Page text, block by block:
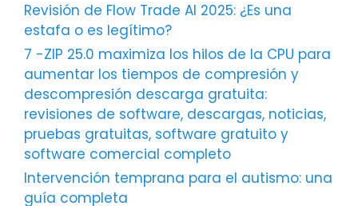
Revisión de Flow Trade AI 2025: ¿Es una
estafa o es legítimo?
7 -ZIP 25.0 maximiza los hilos de la CPU para
aumentar los tiempos de compresión y
descompresión descarga gratuita:
revisiones de software, descargas, noticias,
pruebas gratuitas, software gratuito y
software comercial completo
Intervención temprana para el autismo: una
guía completa